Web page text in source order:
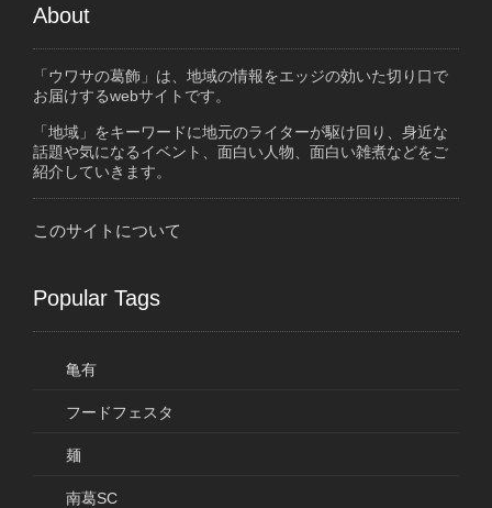
About
「ウワサの葛飾」は、地域の情報をエッジの効いた切り口で
お届けするwebサイトです。
「地域」をキーワードに地元のライターが駆け回り、身近な
話題や気になるイベント、面白い人物、面白い雑煮などをご
紹介していきます。
このサイトについて
Popular Tags
亀有
フードフェスタ
麺
南葛SC